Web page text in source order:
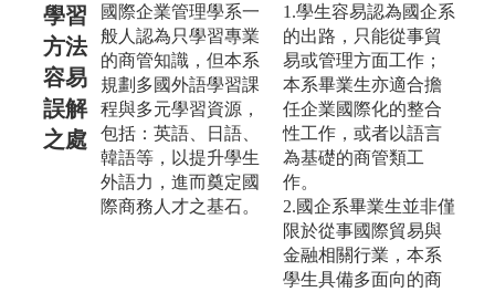
學習
方法
容易
誤解
之處
國際企業管理學系一
般人認為只學習專業
的商管知識，但本系
規劃多國外語學習課
程與多元學習資源，
包括：英語、日語、
韓語等，以提升學生
外語力，進而奠定國
際商務人才之基石。
1.學生容易認為國企系
的出路，只能從事貿
易或管理方面工作；
本系畢業生亦適合擔
任企業國際化的整合
性工作，或者以語言
為基礎的商管類工
作。
2.國企系畢業生並非僅
限於從事國際貿易與
金融相關行業，本系
學生具備多面向的商